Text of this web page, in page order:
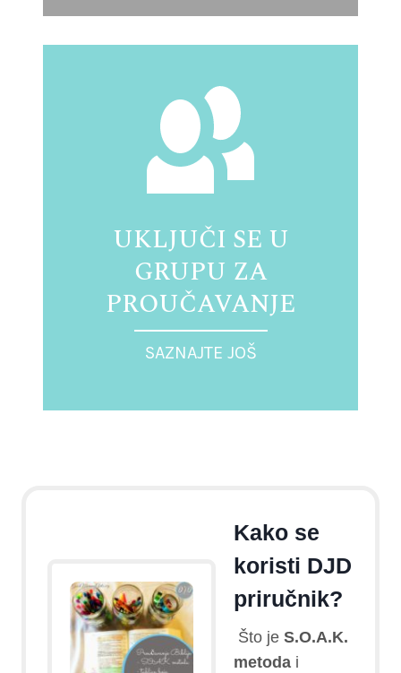
UKLJUČI SE U
GRUPU ZA
PROUČAVANJE
SAZNAJTE JOŠ
Kako se
koristi DJD
priručnik?
Što je S.O.A.K.
metoda i